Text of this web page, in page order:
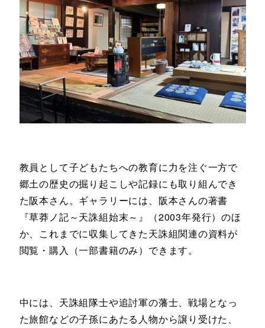
教員として子どもたちへの教育に力を注ぐ一方で
郷土の歴史の掘り起こしや記録にも取り組んでき
た阪本さん。ギャラリーには、阪本さんの著書
『草莽ノ記～天誅組始末～』（2003年発行）のほ
か、これまでに収集してきた天誅組関連の資料が
閲覧・購入（一部書籍のみ）できます。
中には、天誅組隊士や追討軍の藩士、戦場となっ
た旅館などの子孫にあたる人物から譲り受けた、